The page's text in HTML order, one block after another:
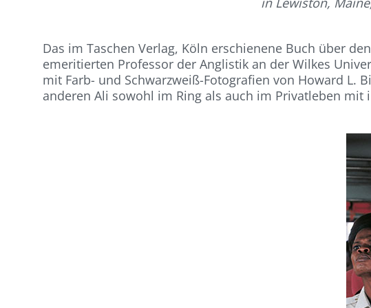
Das im Taschen Verlag, Köln erschienene Buch über
emeritierten Professor der Anglistik an der Wilkes
mit Farb- und Schwarzweiß-Fotografien von Howard L.
anderen Ali sowohl im Ring als auch im Privatleben mit